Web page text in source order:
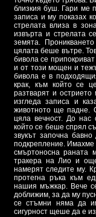
близкия буш. Гари ме
записа и му показах
стрелата влиза в
извърта и стрелата
земята.
цялата беше вътре.
бивола се
и от този мощен и
бивола е в
крак, към който се
разтварят и
изгледа записа и
животното ще падне.
цяла вечност. До нас
който се беше спрял
звукът започна
подкрепление.
смъртоносна раната
тракера на Лио и
намерят следите му.
протегна ръка към
нашия мъжкар. Вече
доближим, за да му
се стъмни няма да
сигурност щеше да е